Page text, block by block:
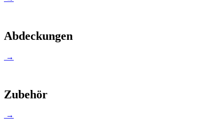
Abdeckungen
→
Zubehör
→